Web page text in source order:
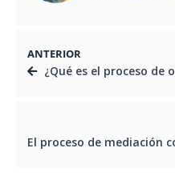
ANTERIOR
¿Qué es el proceso de